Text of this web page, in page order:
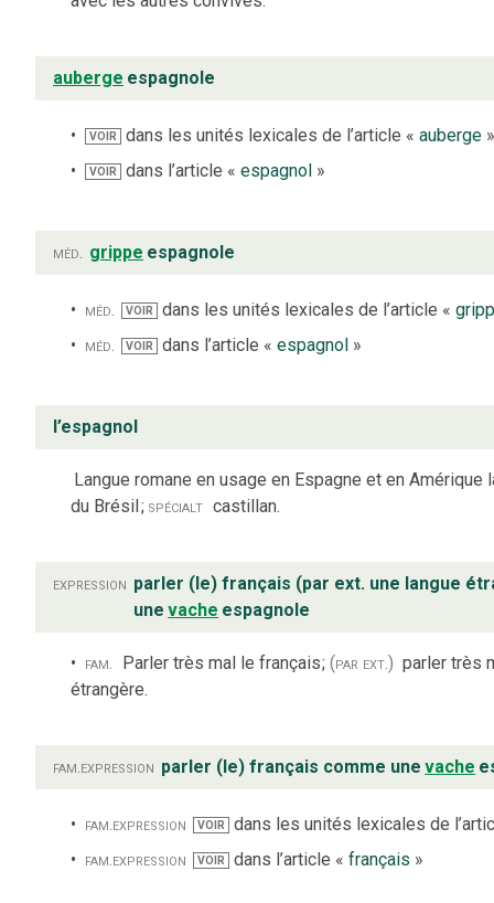
auberge espagnole
VOIR dans les unités lexicales de l’article «auberge
VOIR dans l’article «espagnol »
méd. grippe espagnole
méd. VOIR dans les unités lexicales de l’article «
méd.
VOIR dans l’article « espagnol»
l’espagnol
Langue romane en usage en Espagne et en Amérique
du Brésil; spécialt castillan.
expression parler (le) français (par ext. une langue
une vache espagnole
fam. Parler très mal le français; (par ext.) parler très
étrangère.
fam.expression parler (le) français comme une vache
fam.expression VOIR dans les unités lexicales de
fam.expression VOIR dans l’article « français »